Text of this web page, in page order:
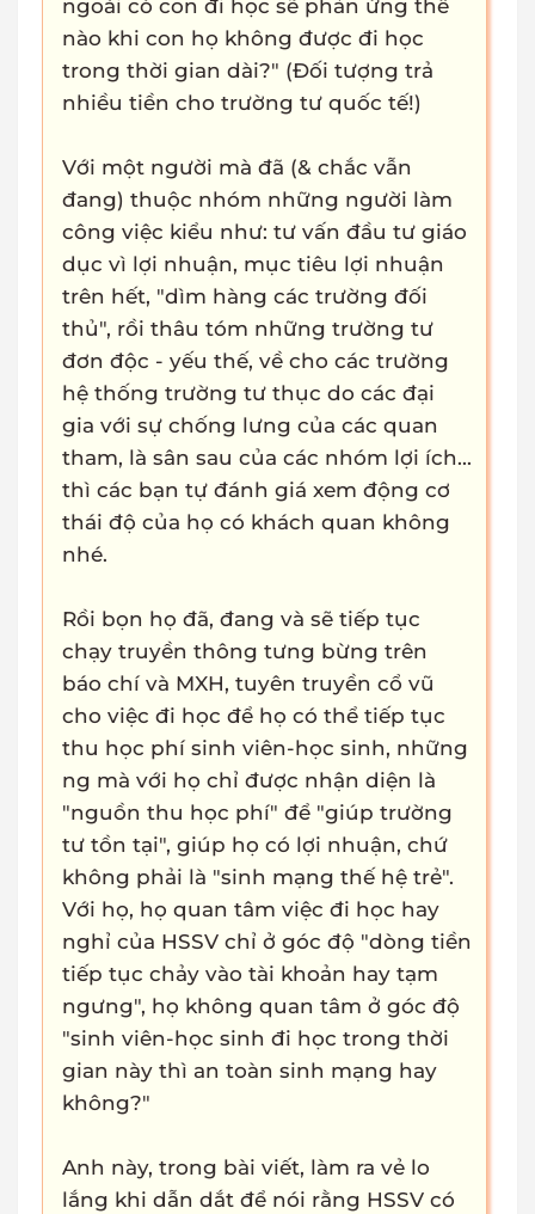
ngoài có con đi học sẽ phản ứng thế
nào khi con họ không được đi học
trong thời gian dài?" (Đối tượng trả
nhiều tiền cho trường tư quốc tế!)
Với một người mà đã (& chắc vẫn
đang) thuộc nhóm những người làm
công việc kiểu như: tư vấn đầu tư giáo
dục vì lợi nhuận, mục tiêu lợi nhuận
trên hết, "dìm hàng các trường đối
thủ", rồi thâu tóm những trường tư
đơn độc - yếu thế, về cho các trường
hệ thống trường tư thục do các đại
gia với sự chống lưng của các quan
tham, là sân sau của các nhóm lợi ích...
thì các bạn tự đánh giá xem động cơ
thái độ của họ có khách quan không
nhé.
Rồi bọn họ đã, đang và sẽ tiếp tục
chạy truyền thông tưng bừng trên
báo chí và MXH, tuyên truyền cổ vũ
cho việc đi học để họ có thể tiếp tục
thu học phí sinh viên-học sinh, những
ng mà với họ chỉ được nhận diện là
"nguồn thu học phí" để "giúp trường
tư tồn tại", giúp họ có lợi nhuận, chứ
không phải là "sinh mạng thế hệ trẻ".
Với họ, họ quan tâm việc đi học hay
nghỉ của HSSV chỉ ở góc độ "dòng tiền
tiếp tục chảy vào tài khoản hay tạm
ngưng", họ không quan tâm ở góc độ
"sinh viên-học sinh đi học trong thời
gian này thì an toàn sinh mạng hay
không?"
Anh này, trong bài viết, làm ra vẻ lo
lắng khi dẫn dắt để nói rằng HSSV có